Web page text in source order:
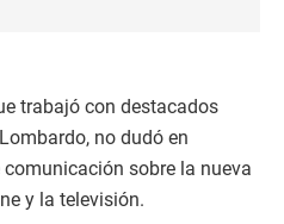
trabajó con destacados
no dudó en
sobre la nueva
y la televisión.